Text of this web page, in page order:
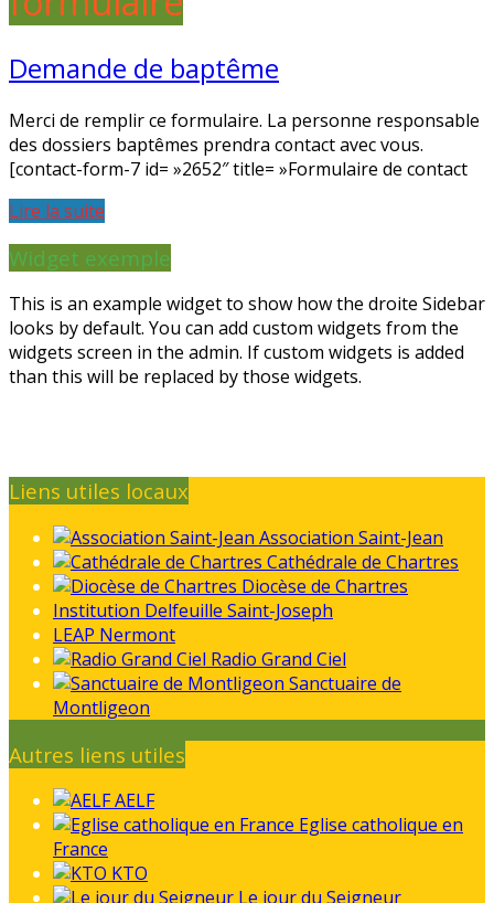
Demande de baptême
Merci de remplir ce formulaire. La personne responsable
des dossiers baptêmes prendra contact avec vous.
[contact-form-7 id= »2652″ title= »Formulaire de contact
Lire la suite
Widget exemple
This is an example widget to show how the droite Sidebar
looks by default. You can add custom widgets from the
widgets screen in the admin. If custom widgets is added
than this will be replaced by those widgets.
Liens utiles locaux
Association Saint-Jean
Cathédrale de Chartres
Diocèse de Chartres
Institution Delfeuille Saint-Joseph
LEAP Nermont
Radio Grand Ciel
Sanctuaire de
Montligeon
Autres liens utiles
AELF
Eglise catholique en
France
KTO
Le jour du Seigneur